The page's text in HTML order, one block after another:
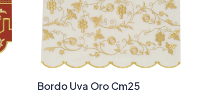
Bordo Uva Oro Cm25